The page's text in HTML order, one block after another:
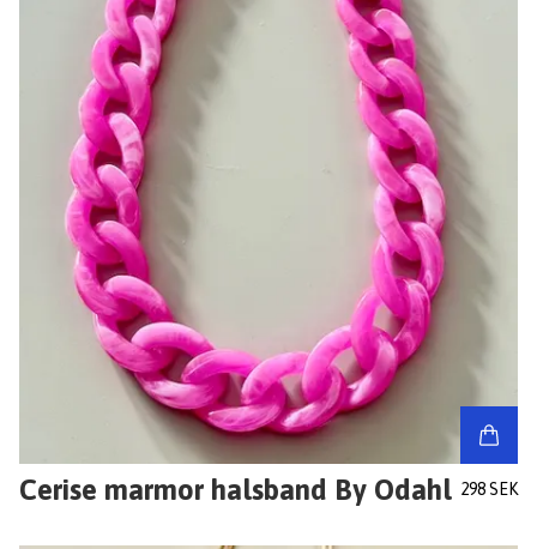
Cerise marmor halsband By Odahl 298 SEK